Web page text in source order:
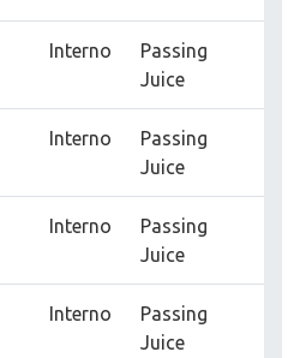
Interno
Passing
Juice
Interno
Passing
Juice
Interno
Passing
Juice
Interno
Passing
Juice